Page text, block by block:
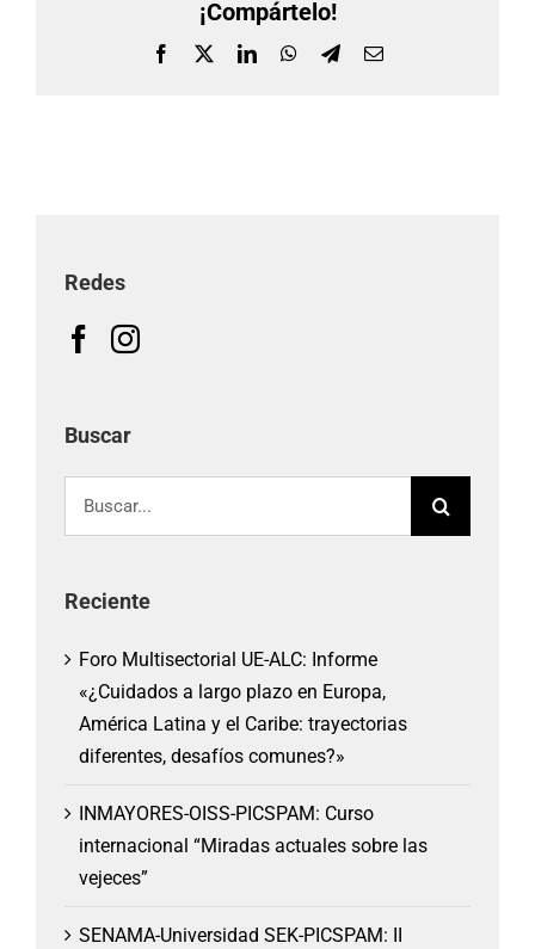
¡Compártelo!
Facebook LinkedInWhatsApp
TelegramCorreo
Redes
Buscar
Reciente
Foro Multisectorial UE-ALC: Informe
«¿Cuidados a largo plazo en Europa,
América Latina y el Caribe: trayectorias
diferentes, desafíos comunes?»
INMAYORES-OISS-PICSPAM: Curso
internacional “Miradas actuales sobre las
vejeces”
SENAMA-Universidad SEK-PICSPAM: II